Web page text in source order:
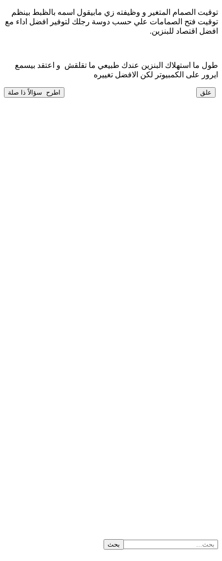
توقيت الصمام المتغير و وظيفته زي مابيقول اسمه بالظبط بينظم
توقيت فتح الصمامات علي حسب دوسة رجلك لتوفير افضل اداء مع
افضل اقتصاد للبنزين.
طول ما استهلاك البنزين عندك طبيعي ما تقلقش و اعتقد بيسمع
ايرور على الكمبيوتر لكن الافضل تغييره